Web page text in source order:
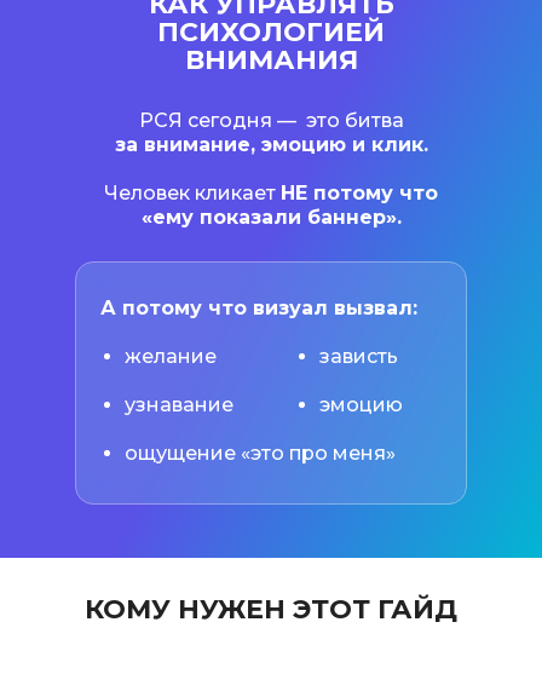
РСЯ сегодня — это битва
за внимание, эмоцию и клик.
Человек кликает НЕ потому что
«ему показали баннер».
А потому что визуал вызвал:
желание
узнавание
ощущение «это про меня»
зависть
эмоцию
ПСИХОЛОГИЕЙ
ВНИМАНИЯ
КОМУ НУЖЕН ЭТОТ ГАЙД